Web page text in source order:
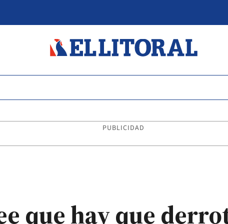
PUBLICIDAD
que hay que